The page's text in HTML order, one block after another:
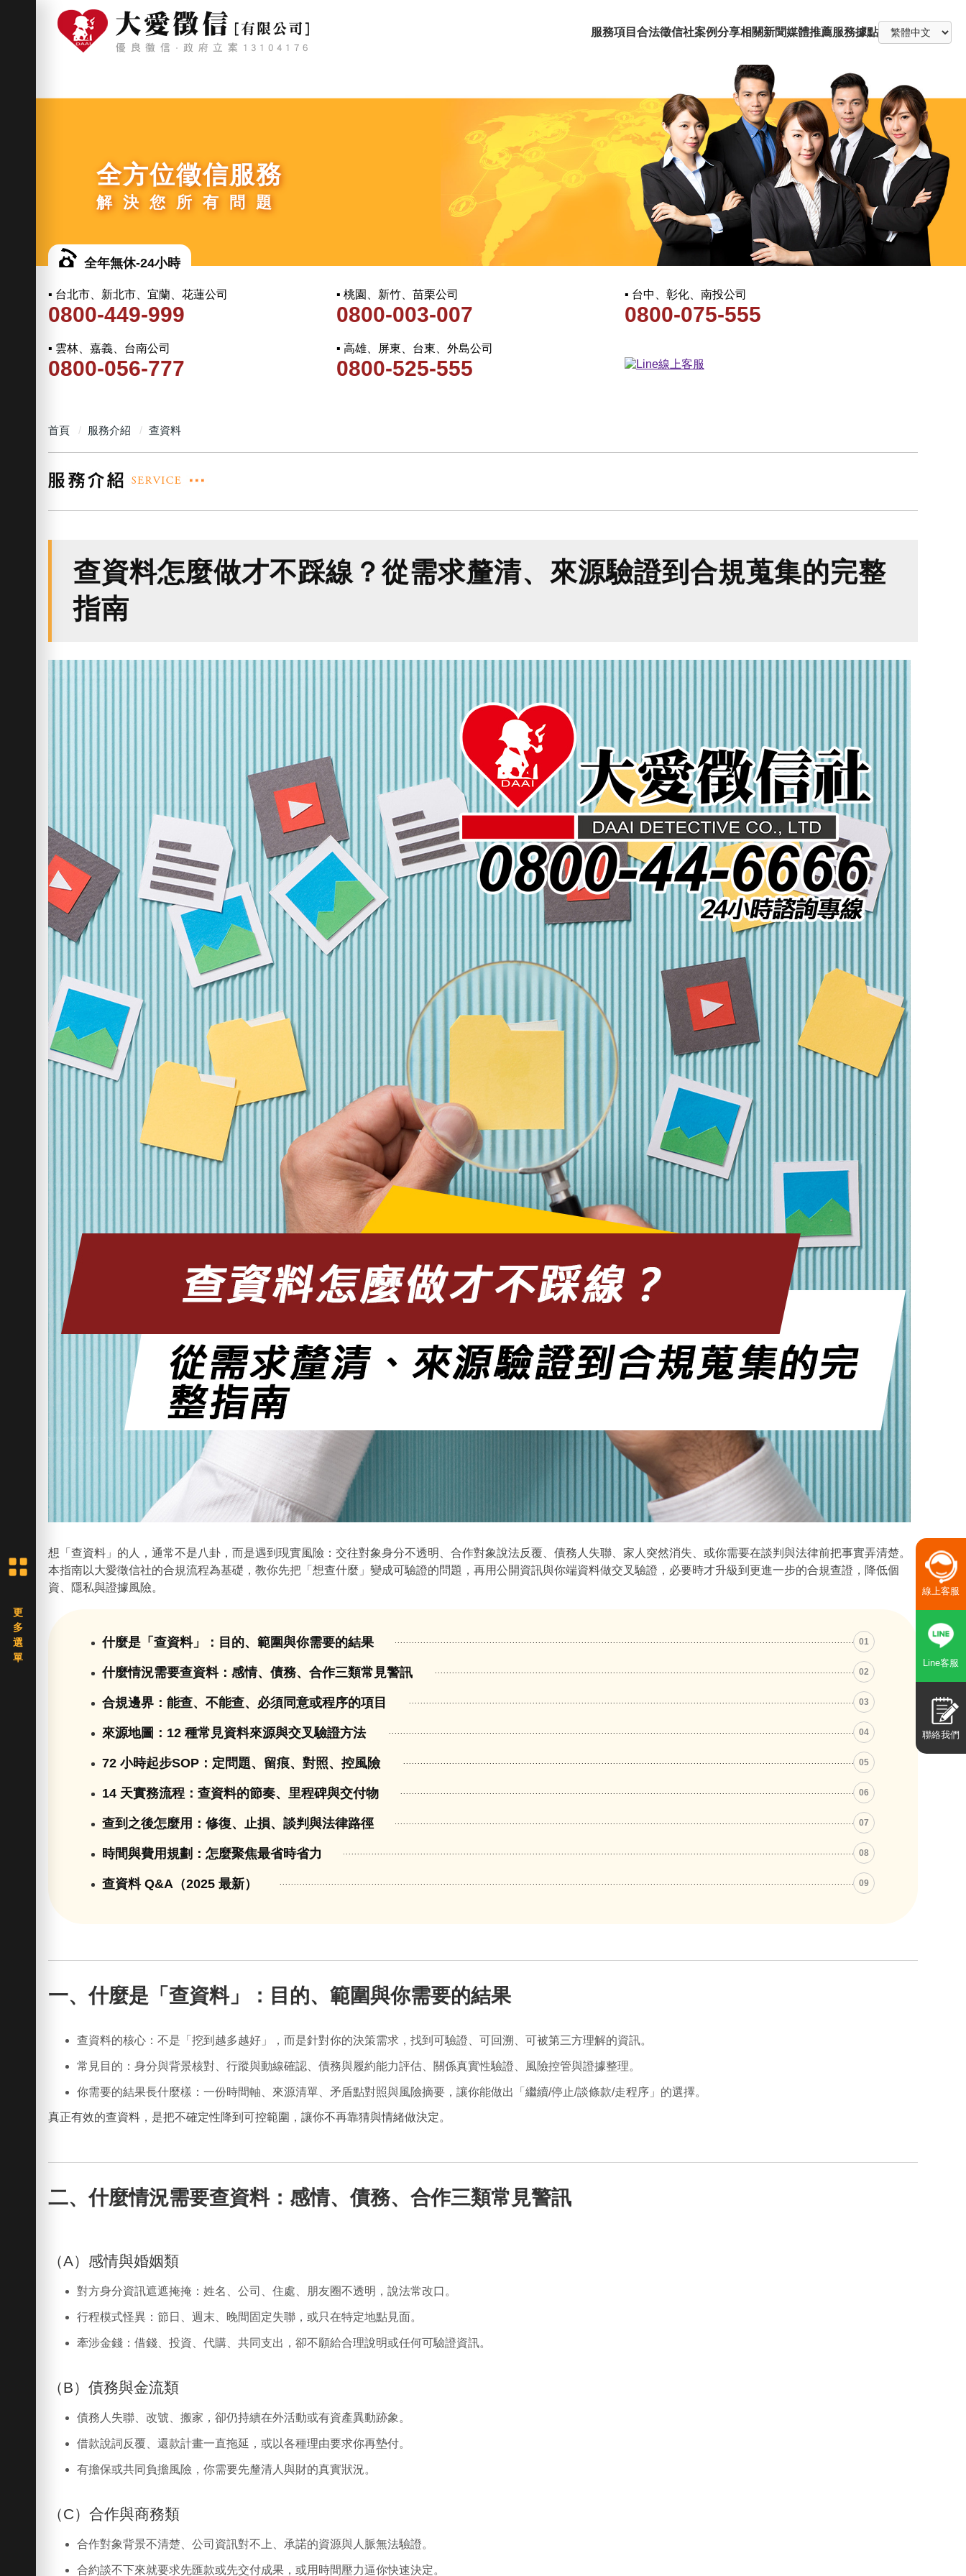
服務項目 合法徵信社案例分享相關新聞媒體推薦服務據點
全方位徵信服務
解決您所有問題
全年無休-24小時
▪ 台北市、新北市、宜蘭、花蓮公司
0800-449-999
▪ 桃園、新竹、苗栗公司
0800-003-007
▪ 台中、彰化、南投公司
0800-075-555
▪ 雲林、嘉義、台南公司
0800-056-777
▪ 高雄、屏東、台東、外島公司
0800-525-555
首頁 服務介紹 查資料
查資料怎麼做才不踩線？從需求釐清、來源驗證到合規蒐集的完整
指南
想「查資料」的人，通常不是八卦，而是遇到現實風險：交往對象身分不透明、合作對象說法反覆、債務人失聯、家人突然消失、或你需要在談判與法律前把事實弄清楚。
本指南以大愛徵信社的合規流程為基礎，教你先把「想查什麼」變成可驗證的問題，再用公開資訊與你端資料做交叉驗證，必要時才升級到更進一步的合規查證，降低個
資、隱私與證據風險。
什麼是「查資料」：目的、範圍與你需要的結果 01
什麼情況需要查資料：感情、債務、合作三類常見警訊 02
合規邊界：能查、不能查、必須同意或程序的項目 03
來源地圖：12 種常見資料來源與交叉驗證方法 04
72 小時起步SOP：定問題、留痕、對照、控風險 05
14 天實務流程：查資料的節奏、里程碑與交付物 06
查到之後怎麼用：修復、止損、談判與法律路徑 07
時間與費用規劃：怎麼聚焦最省時省力 08
查資料 Q&A（2025 最新） 09
一、什麼是「查資料」：目的、範圍與你需要的結果
查資料的核心：不是「挖到越多越好」，而是針對你的決策需求，找到可驗證、可回溯、可被第三方理解的資訊。
常見目的：身分與背景核對、行蹤與動線確認、債務與履約能力評估、關係真實性驗證、風險控管與證據整理。
你需要的結果長什麼樣：一份時間軸、來源清單、矛盾點對照與風險摘要，讓你能做出「繼續/停止/談條款/走程序」的選擇。
真正有效的查資料，是把不確定性降到可控範圍，讓你不再靠猜與情緒做決定。
二、什麼情況需要查資料：感情、債務、合作三類常見警訊
（A）感情與婚姻類
對方身分資訊遮遮掩掩：姓名、公司、住處、朋友圈不透明，說法常改口。
行程模式怪異：節日、週末、晚間固定失聯，或只在特定地點見面。
牽涉金錢：借錢、投資、代購、共同支出，卻不願給合理說明或任何可驗證資訊。
（B）債務與金流類
債務人失聯、改號、搬家，卻仍持續在外活動或有資產異動跡象。
借款說詞反覆、還款計畫一直拖延，或以各種理由要求你再墊付。
有擔保或共同負擔風險，你需要先釐清人與財的真實狀況。
（C）合作與商務類
合作對象背景不清楚、公司資訊對不上、承諾的資源與人脈無法驗證。
合約談不下來就要求先匯款或先交付成果，或用時間壓力逼你快速決定。
線上客服
Line客服
聯絡我們